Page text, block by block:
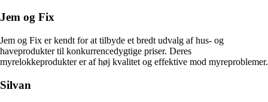
Jem og Fix
Jem og Fix er kendt for at tilbyde et bredt udvalg af hus- og
haveprodukter til konkurrencedygtige priser. Deres
myrelokkeprodukter er af høj kvalitet og effektive mod myreproblemer.
Silvan